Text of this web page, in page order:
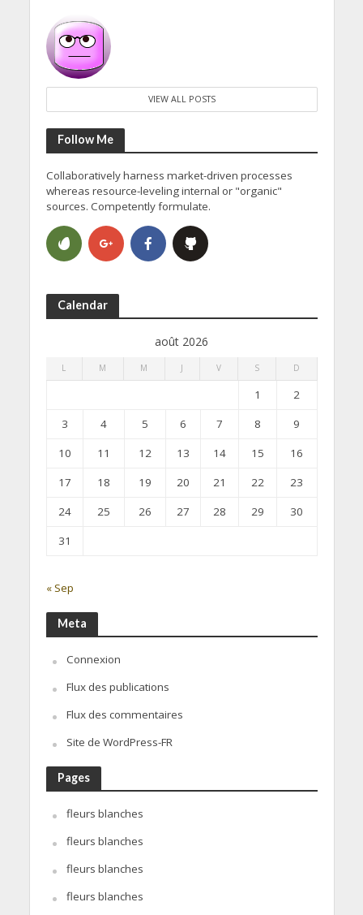
VIEW ALL POSTS
Follow Me
Collaboratively harness market-driven processes
whereas resource-leveling internal or "organic"
sources. Competently formulate.
Calendar
août 2026
L M M J V S D
1
2
3
4 5 6 7 8
9
10
11 12 13 14 15
16
17
18 19 20 21 22
23
24
25 26 27 28 29
30
31
« Sep
Meta
Connexion
Flux des publications
Flux des commentaires
Site de WordPress-FR
Pages
fleurs blanches
fleurs blanches
fleurs blanches
fleurs blanches